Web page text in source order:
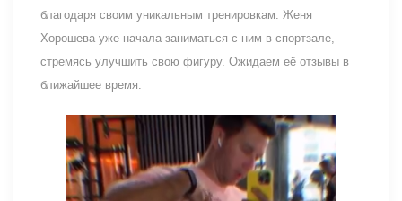
благодаря своим уникальным тренировкам. Женя
Хорошева уже начала заниматься с ним в спортзале,
стремясь улучшить свою фигуру. Ожидаем её отзывы в
ближайшее время.